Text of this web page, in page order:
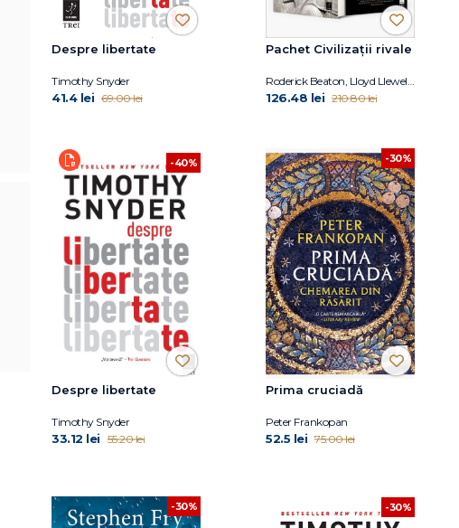
Despre libertate
Timothy Snyder
41.4 lei 69.00 lei
Pachet Civilizații rivale
Roderick Beaton, Lloyd Llewellyn-Jones
126.48 lei 210.80 lei
-40%
Despre libertate
Timothy Snyder
33.12 lei 55.20 lei
-30%
Prima cruciadă
Peter Frankopan
52.5 lei 75.00 lei
-30% -30%